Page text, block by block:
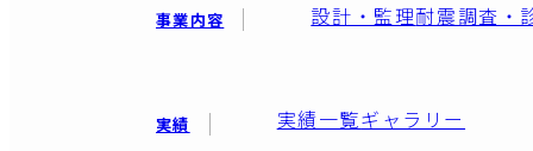
事業内容 設計・監理耐震調査・
実績 実績一覧ギャラリー